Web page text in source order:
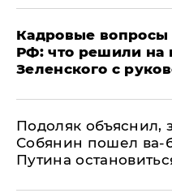
Кадровые
РФ: что решили на
Зеленского с
Подоляк объяснил,
Собянин пошел ва-
Путина